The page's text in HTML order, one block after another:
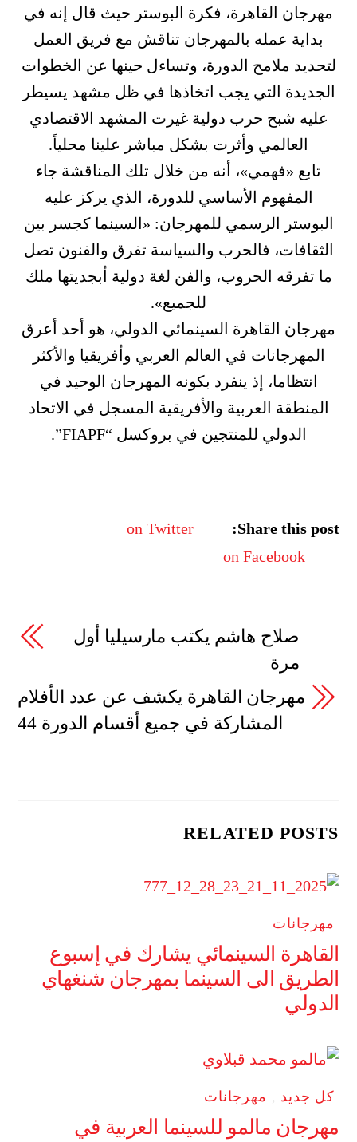
مهرجان القاهرة، فكرة البوستر حيث قال إنه في
بداية عمله بالمهرجان تناقش مع فريق العمل
لتحديد ملامح الدورة، وتساءل حينها عن الخطوات
الجديدة التي يجب اتخاذها في ظل مشهد يسيطر
عليه شبح حرب دولية غيرت المشهد الاقتصادي
العالمي وأثرت بشكل مباشر علينا محلياً.
تابع «فهمي»، أنه من خلال تلك المناقشة جاء
المفهوم الأساسي للدورة، الذي يركز عليه
البوستر الرسمي للمهرجان: «السينما كجسر بين
الثقافات، فالحرب والسياسة تفرق والفنون تصل
ما تفرقه الحروب، والفن لغة دولية أبجديتها ملك
للجميع».
مهرجان القاهرة السينمائي الدولي، هو أحد أعرق
المهرجانات في العالم العربي وأفريقيا والأكثر
انتظاما، إذ ينفرد بكونه المهرجان الوحيد في
المنطقة العربية والأفريقية المسجل في الاتحاد
الدولي للمنتجين في بروكسل “FIAPF”.
Share this post:
on Twitter
on Facebook
صلاح هاشم يكتب مارسيليا أول
مرة
مهرجان القاهرة يكشف عن عدد الأفلام
المشاركة في جميع أقسام الدورة 44
RELATED POSTS
مهرجانات
القاهرة السينمائي يشارك في إسبوع
الطريق الى السينما بمهرجان شنغهاي
الدولي
كل جديد , مهرجانات
مهرجان مالمو للسينما العربية في